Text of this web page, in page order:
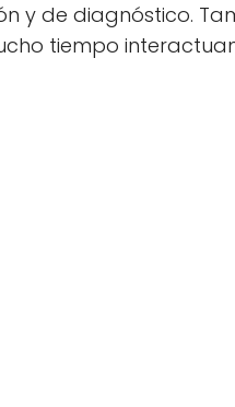
y de diagnóstico.
tiempo